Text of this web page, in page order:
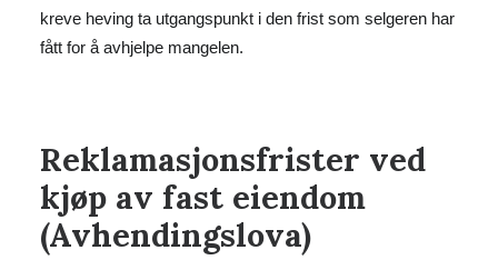
kreve heving ta utgangspunkt i den frist som selgeren har
fått for å avhjelpe mangelen.
Reklamasjonsfrister ved
kjøp av fast eiendom
(Avhendingslova)